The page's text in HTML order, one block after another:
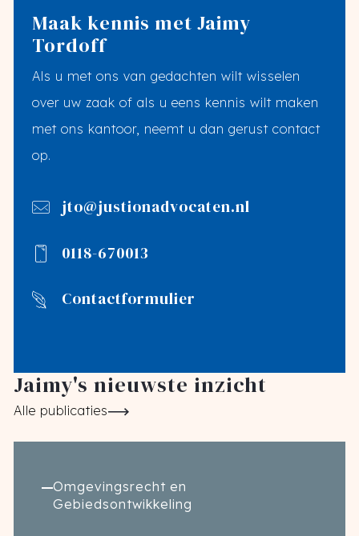
Maak kennis met Jaimy
Tordoff
Als u met ons van gedachten wilt wisselen
over uw zaak of als u eens kennis wilt maken
met ons kantoor, neemt u dan gerust contact
op.
jto@justionadvocaten.nl
0118-670013
Contactformulier
Jaimy's nieuwste inzicht
Alle publicaties
Omgevingsrecht en
Gebiedsontwikkeling